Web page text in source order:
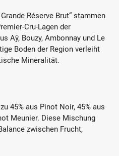
Réserve Brut“ stammen
Cru-Lagen der
Aÿ, Bouzy, Ambonnay und Le
Boden der Region verleiht
Mineralität.
45% aus Pinot Noir, 45% aus
Meunier. Diese Mischung
zwischen Frucht,